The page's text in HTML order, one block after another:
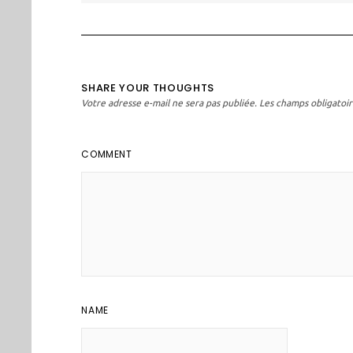
SHARE YOUR THOUGHTS
Votre adresse e-mail ne sera pas publiée. Les champs
COMMENT
NAME